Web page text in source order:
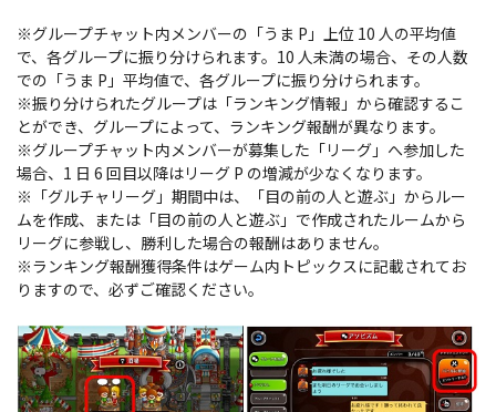
※グループチャット内メンバーの「うま P」上位 10 人の平均値
で、各グループに振り分けられます。10 人未満の場合、その人数
での「うま P」平均値で、各グループに振り分けられます。
※振り分けられたグループは「ランキング情報」から確認するこ
とができ、グループによって、ランキング報酬が異なります。
※グループチャット内メンバーが募集した「リーグ」へ参加した
場合、1 日 6 回目以降はリーグ P の増減が少なくなります。
※「グルチャリーグ」期間中は、「目の前の人と遊ぶ」からルー
ムを作成、または「目の前の人と遊ぶ」で作成されたルームから
リーグに参戦し、勝利した場合の報酬はありません。
※ランキング報酬獲得条件はゲーム内トピックスに記載されてお
りますので、必ずご確認ください。